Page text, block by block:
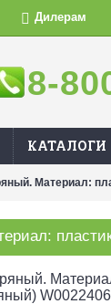
Дилерам
8-
КАТАЛОГИ
Материал: